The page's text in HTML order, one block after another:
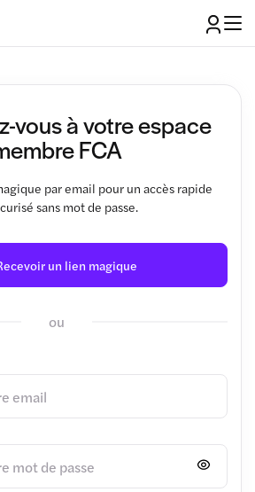
vous à votre espace
FCA
par email pour un accès rapide
sans mot de passe.
un lien magique
ou